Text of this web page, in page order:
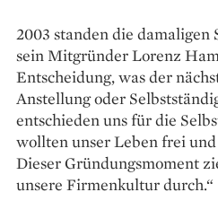
2003 standen die
sein Mitgründer Lorenz
Entscheidung, was der
Anstellung oder
entschieden uns für die
wollten unser Leben frei
Dieser Gründungsmoment
unsere Firmenkultur durch.“